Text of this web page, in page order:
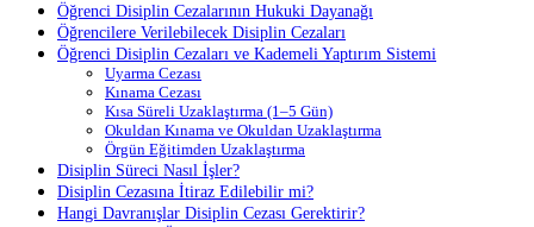
Öğrenci Disiplin Cezalarının Hukuki Dayanağı
Öğrencilere Verilebilecek Disiplin Cezaları
Öğrenci Disiplin Cezaları ve Kademeli Yaptırım Sistemi
Uyarma Cezası
Kınama Cezası
Kısa Süreli Uzaklaştırma (1–5 Gün)
Okuldan Kınama ve Okuldan Uzaklaştırma
Örgün Eğitimden Uzaklaştırma
Disiplin Süreci Nasıl İşler?
Disiplin Cezasına İtiraz Edilebilir mi?
Hangi Davranışlar Disiplin Cezası Gerektirir?